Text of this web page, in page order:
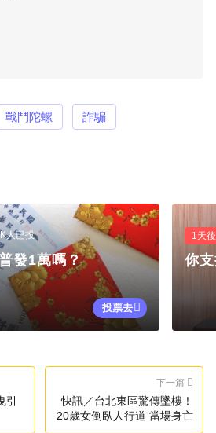
戰鬥陀螺 詐騙
人已投
發1萬嗎？
投票去
1天
你
下一篇
快訊／台北東區驚傳墜樓！
20歲女倒臥人行道 當場身亡